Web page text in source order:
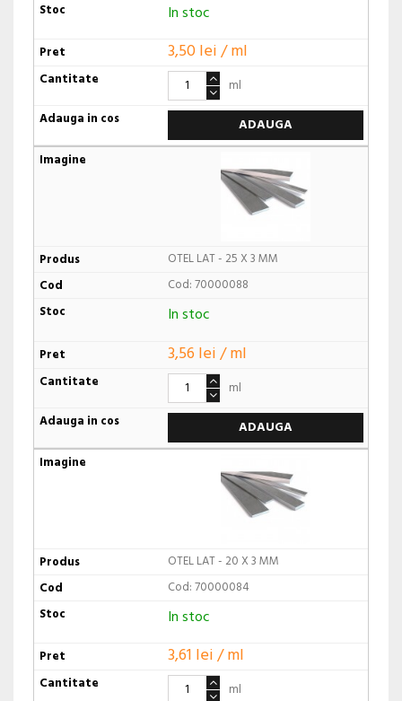
In stoc
3,50 lei / ml
ml
ADAUGA
OTEL LAT - 25 X 3 MM
Cod: 70000088
In stoc
3,56 lei / ml
ml
ADAUGA
OTEL LAT - 20 X 3 MM
Cod: 70000084
In stoc
3,61 lei / ml
ml